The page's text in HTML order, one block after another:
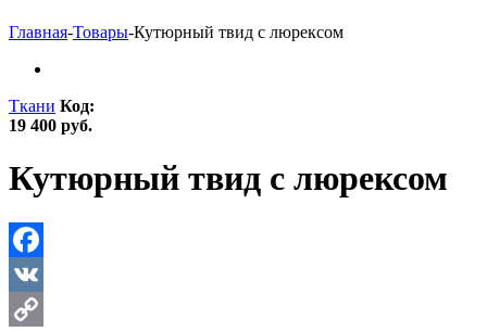
Главная-Товары-Кутюрный твид с люрексом
Ткани Код:
19 400 руб.
Кутюрный твид с люрексом
Facebook
VK